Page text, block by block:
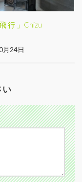
飛 行 」Chizu
月24日
い